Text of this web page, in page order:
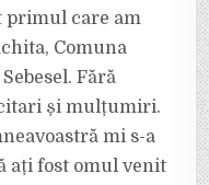
primul care am
Comuna
Fără
și mulțumiri.
mi s-a
ați fost omul venit